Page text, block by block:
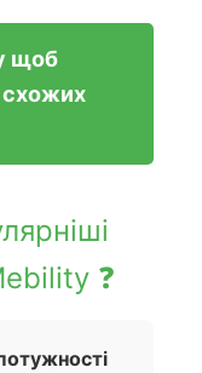
щоб
схожих
❓